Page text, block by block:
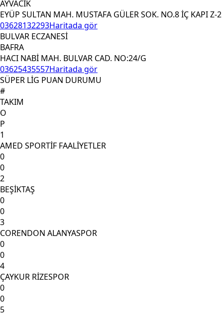
AYVACIK
EYÜP SULTAN MAH. MUSTAFA GÜLER SOK. NO.8 İÇ KAPI Z-2
03628132293Haritada gör
BULVAR ECZANESİ
BAFRA
HACI NABİ MAH. BULVAR CAD. NO:24/G
03625435557Haritada gör
SÜPER LİG PUAN DURUMU
#
TAKIM
O
P
1
AMED SPORTİF FAALİYETLER
0
0
2
BEŞİKTAŞ
0
0
3
CORENDON ALANYASPOR
0
0
4
ÇAYKUR RİZESPOR
0
0
5